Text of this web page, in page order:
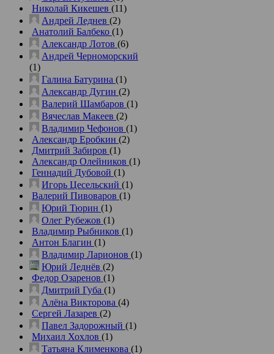
Николай Кикешев (11)
Андрей Леднев (2)
Анатолий Балбеко (1)
Александр Лотов (6)
Андрей Черноморский
(1)
Галина Батурина (1)
Александр Дугин (2)
Валерий Шамбаров (1)
Вячеслав Макеев (2)
Владимир Чефонов (1)
Александр Еробкин (2)
Дмитрий Забиров (1)
Александр Олейников (1)
Геннадий Дубовой (1)
Игорь Цесельский (1)
Валерий Пивоваров (1)
Юрий Тюрин (1)
Олег Рубежов (1)
Владимир Рыбников (1)
Антон Благин (1)
Владимир Ларионов (1)
Юрий Леднёв (2)
Федор Озаренов (1)
Дмитрий Губа (1)
Алёна Викторова (4)
Сергей Лазарев (2)
Павел Задорожный (1)
Михаил Хохлов (1)
Татьяна Клименкова (1)